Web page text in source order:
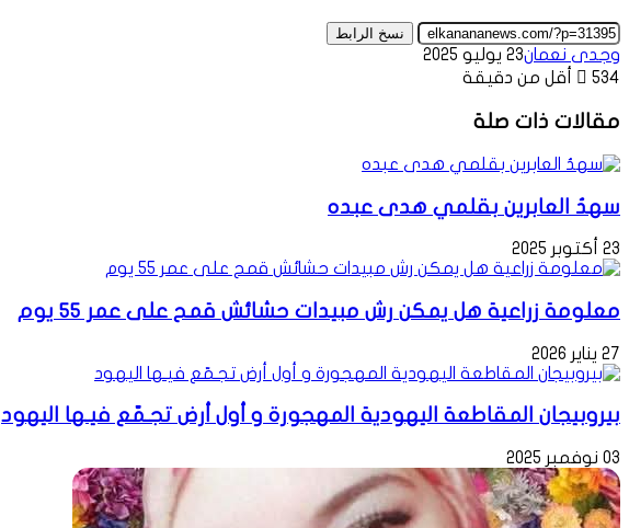
نسخ الرابط
وجدى نعمان23 يوليو 2025
534
أقل من دقيقة
مقالات ذات صلة
سهدُ العابرين بقلمي هدى عبده
23 أكتوبر 2025
معلومة زراعية هل يمكن رش مبيدات حشائش قمح على عمر 55 يوم
27 يناير 2026
بيروبيجان المقاطعة اليهودية المهجورة و أول أرض تجـمّع فيـها اليهود
03 نوفمبر 2025